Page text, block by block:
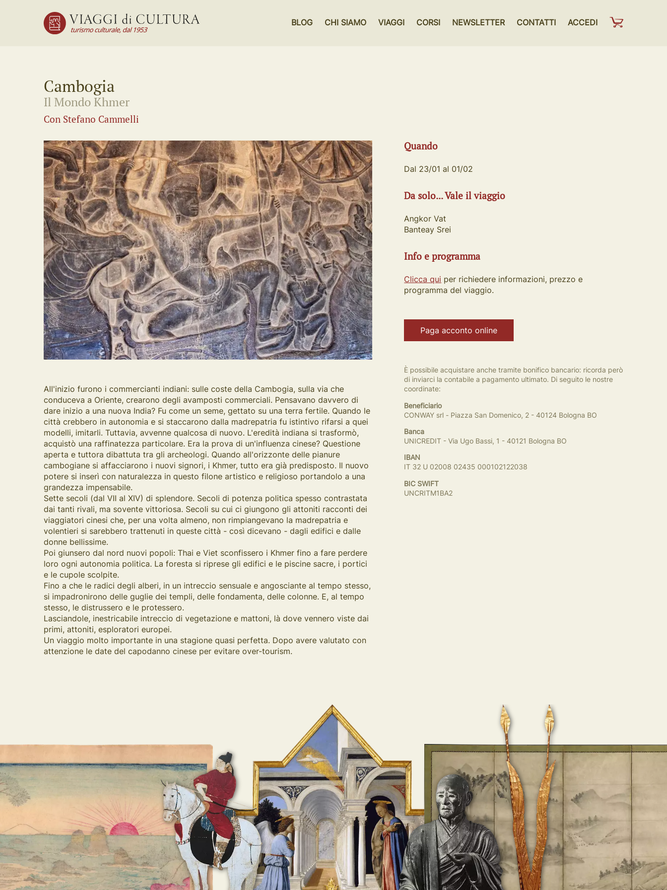
BLOG CHI SIAMO VIAGGI CORSI NEWSLETTER CONTATTI ACCEDI
Cambogia
Il Mondo Khmer
Con Stefano Cammelli
All'inizio furono i commercianti indiani: sulle coste della Cambogia, sulla via che
conduceva a Oriente, crearono degli avamposti commerciali. Pensavano davvero di
dare inizio a una nuova India? Fu come un seme, gettato su una terra fertile. Quando le
città crebbero in autonomia e si staccarono dalla madrepatria fu istintivo rifarsi a quei
modelli, imitarli. Tuttavia, avvenne qualcosa di nuovo. L'eredità indiana si trasformò,
acquistò una raffinatezza particolare. Era la prova di un'influenza cinese? Questione
aperta e tuttora dibattuta tra gli archeologi. Quando all'orizzonte delle pianure
cambogiane si affacciarono i nuovi signori, i Khmer, tutto era già predisposto. Il nuovo
potere si inserì con naturalezza in questo filone artistico e religioso portandolo a una
grandezza impensabile.
Sette secoli (dal VII al XIV) di splendore. Secoli di potenza politica spesso contrastata
dai tanti rivali, ma sovente vittoriosa. Secoli su cui ci giungono gli attoniti racconti dei
viaggiatori cinesi che, per una volta almeno, non rimpiangevano la madrepatria e
volentieri si sarebbero trattenuti in queste città - così dicevano - dagli edifici e dalle
donne bellissime.
Poi giunsero dal nord nuovi popoli: Thai e Viet sconfissero i Khmer fino a fare perdere
loro ogni autonomia politica. La foresta si riprese gli edifici e le piscine sacre, i portici
e le cupole scolpite.
Fino a che le radici degli alberi, in un intreccio sensuale e angosciante al tempo stesso,
si impadronirono delle guglie dei templi, delle fondamenta, delle colonne. E, al tempo
stesso, le distrussero e le protessero.
Lasciandole, inestricabile intreccio di vegetazione e mattoni, là dove vennero viste dai
primi, attoniti, esploratori europei.
Un viaggio molto importante in una stagione quasi perfetta. Dopo avere valutato con
attenzione le date del capodanno cinese per evitare over-tourism.
Quando
Dal 23/01 al 01/02
Da solo... Vale il viaggio
Angkor Vat
Banteay Srei
Info e programma
Clicca qui per richiedere informazioni, prezzo e
programma del viaggio.
Paga acconto online
È possibile acquistare anche tramite bonifico bancario: ricorda però
di inviarci la contabile a pagamento ultimato. Di seguito le nostre
coordinate:
Beneficiario
CONWAY srl - Piazza San Domenico, 2 - 40124 Bologna BO
Banca
UNICREDIT - Via Ugo Bassi, 1 - 40121 Bologna BO
IBAN
IT 32 U 02008 02435 000102122038
BIC SWIFT
UNCRITM1BA2